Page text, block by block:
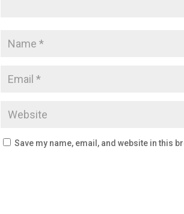
Save my name, email, and website in this